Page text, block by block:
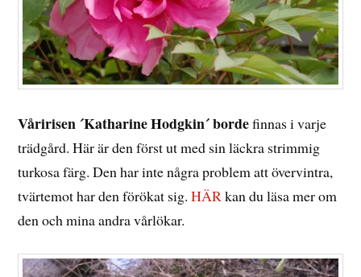
Våririsen ´Katharine Hodgkin´ bordefinnas i varje
trädgård. Här är den först ut med sin läckra strimmig
turkosa färg. Den har inte några problem att övervintra,
tvärtemot har den förökat sig.HÄRkan du läsa mer om
den och mina andra vårlökar.